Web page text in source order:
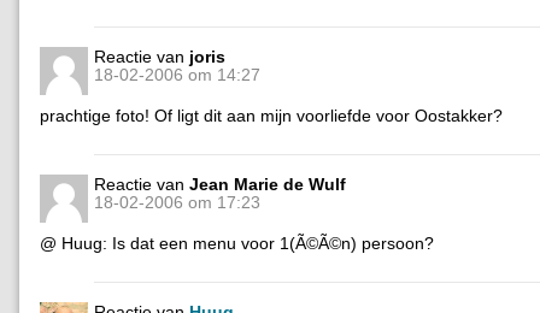
Reactie van joris
18-02-2006 om 14:27
prachtige foto! Of ligt dit aan mijn voorliefde voor Oostakker?
Reactie van Jean Marie de Wulf
18-02-2006 om 17:23
@ Huug: Is dat een menu voor 1(Ã©Ã©n) persoon?